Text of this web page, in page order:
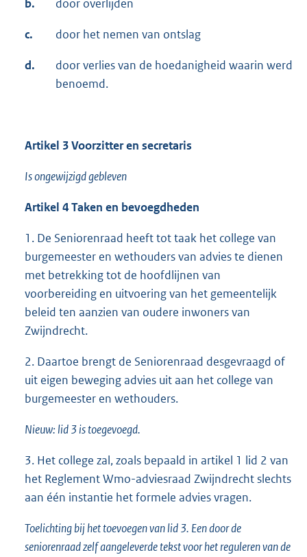
b. door overlijden
c. door het nemen van ontslag
d.
door verlies van de hoedanigheid waarin werd
benoemd.
Artikel 3 Voorzitter en secretaris
Is ongewijzigd gebleven
Artikel 4 Taken en bevoegdheden
1. De Seniorenraad heeft tot taak het college van
burgemeester en wethouders van advies te dienen
met betrekking tot de hoofdlijnen van
voorbereiding en uitvoering van het gemeentelijk
beleid ten aanzien van oudere inwoners van
Zwijndrecht.
2. Daartoe brengt de Seniorenraad desgevraagd of
uit eigen beweging advies uit aan het college van
burgemeester en wethouders.
Nieuw: lid 3 is toegevoegd.
3. Het college zal, zoals bepaald in artikel 1 lid 2 van
het Reglement Wmo-adviesraad Zwijndrecht slechts
aan één instantie het formele advies vragen.
Toelichting bij het toevoegen van lid 3. Een door de
seniorenraad zelf aangeleverde tekst voor het reguleren van de